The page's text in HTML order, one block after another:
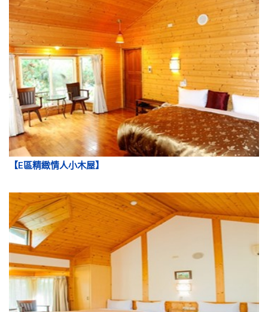
【E區精緻情人小木屋】
【E區溫馨家庭小木屋】